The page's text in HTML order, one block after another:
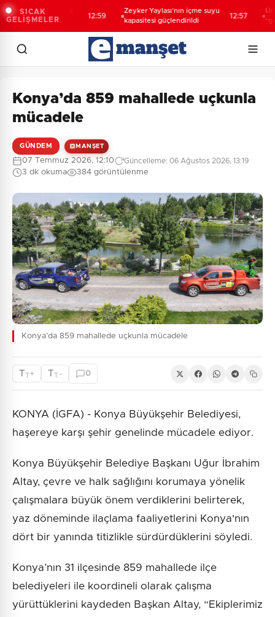
SICAK
GELİŞMELER
şehirlerde söz
Zeyker Yaylası’nın içme suyu
kapasitesi güçlendirildi
12:57
Konya’da 859 mahallede uçkunla
mücadele
GÜNDEM MANŞET
07 Temmuz 2026, 12:10 Güncelleme: 06 Ağustos 2026, 13:19
3 dk okuma 384 görüntülenme
Konya’da 859 mahallede uçkunla mücadele
TT+ TT - 0
KONYA (İGFA) - Konya Büyükşehir Belediyesi,
haşereye karşı şehir genelinde mücadele ediyor.
Konya Büyükşehir Belediye Başkanı Uğur İbrahim
Altay, çevre ve halk sağlığını korumaya yönelik
çalışmalara büyük önem verdiklerini belirterek,
yaz döneminde ilaçlama faaliyetlerini Konya'nın
dört bir yanında titizlikle sürdürdüklerini söyledi.
Konya’nın 31 ilçesinde 859 mahallede ilçe
belediyeleri ile koordineli olarak çalışma
yürüttüklerini kaydeden Başkan Altay, “Ekiplerimiz